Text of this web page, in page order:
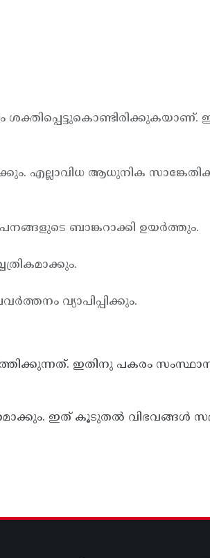
ശക്തിപ്പെട്ടുകൊണ്ടിരിക്കുകയാണ്.
എല്ലാവിധ ആധുനിക
ബാങ്കറാക്കി ഉയര്‍ത്തും.
വ്യാപിപ്പിക്കും.
ഇതിനു പകരം
ഇത് കൂടുതല്‍ വിഭവങ്ങള്‍